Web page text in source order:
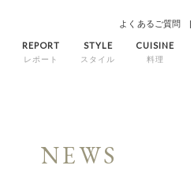
よくあるご質問
REPORT
レポート
STYLE
スタイル
CUISINE
料理
NEWS